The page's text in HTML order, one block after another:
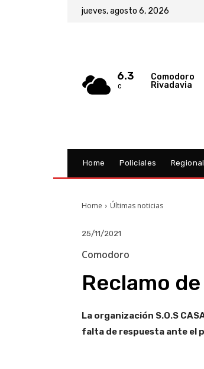
jueves, agosto 6, 2026
6.3
C
Comodoro
Rivadavia
Home Policiales
Home Últimas noticias
25/11/2021
Comodoro
Reclamo
La organización S.O.S
falta de respuesta ante el